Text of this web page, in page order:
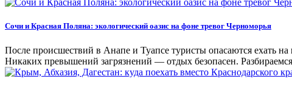
Сочи и Красная Поляна: экологический оазис на фоне тревог Черноморья
После происшествий в Анапе и Туапсе туристы опасаются ехать
Никаких превышений загрязнений — отдых безопасен.